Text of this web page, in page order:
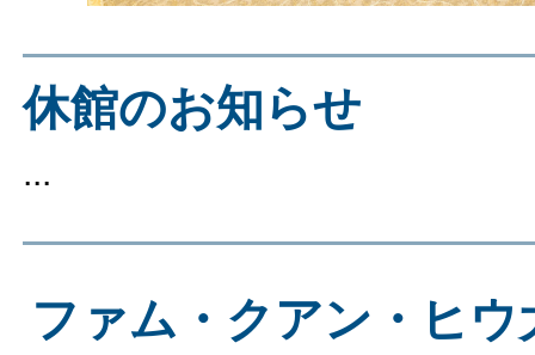
休館のお知らせ
...
ファム・クアン・ヒウ